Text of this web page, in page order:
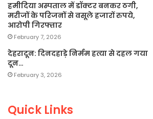
हमीदिया अस्पताल में डॉक्टर बनकर ठगी,
मरीजों के परिजनों से वसूले हजारों रुपये,
आरोपी गिरफ्तार
February 7, 2026
देहरादून: दिनदहाड़े निर्मम हत्या से दहल गया
दून…
February 3, 2026
Quick Links